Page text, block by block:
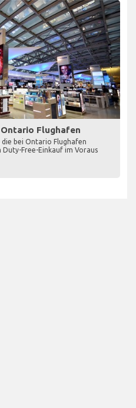
Flughafen
die bei Ontario Flughafen
Duty-Free-Einkauf im Voraus